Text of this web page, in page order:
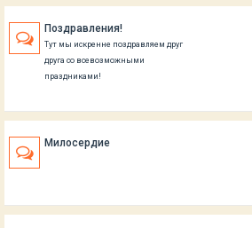
Поздравления!
Тут мы искренне поздравляем друг
друга со всевозможными
праздниками!
Милосердие